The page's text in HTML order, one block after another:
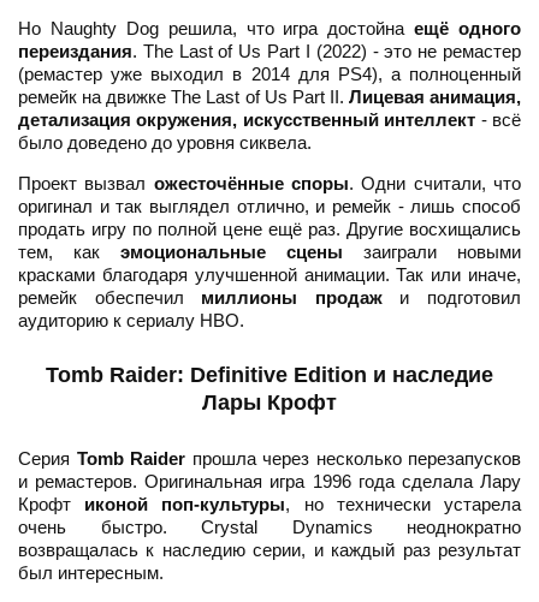
Но Naughty Dog решила, что игра достойнаещё одного
переиздания. The Last of Us Part I (2022) - это не ремастер
(ремастер уже выходил в 2014 для PS4), а полноценный
ремейк на движке The Last of Us Part II. Лицевая анимация,
детализация окружения, искусственный интеллект - всё
было доведено до уровня сиквела.
Проект вызвал ожесточённые споры. Одни считали, что
оригинал и так выглядел отлично, и ремейк - лишь способ
продать игру по полной цене ещё раз. Другие восхищались
тем, как эмоциональные сцены заиграли новыми
красками благодаря улучшенной анимации. Так или иначе,
ремейк обеспечил миллионы продажи подготовил
аудиторию к сериалу HBO.
Tomb Raider: Definitive Edition и наследие
Лары Крофт
Серия Tomb Raider прошла через несколько перезапусков
и ремастеров. Оригинальная игра 1996 года сделала Лару
Крофт иконой поп-культуры, но технически устарела
очень быстро. Crystal Dynamics неоднократно
возвращалась к наследию серии, и каждый раз результат
был интересным.